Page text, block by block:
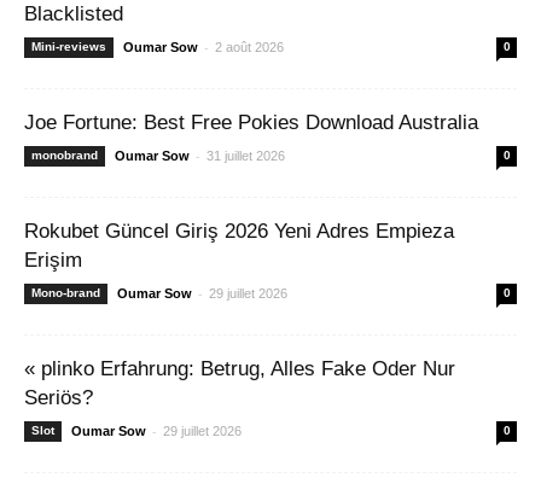
Blacklisted
Mini-reviews Oumar Sow - 2 août 2026 0
Joe Fortune: Best Free Pokies Download Australia
monobrand Oumar Sow - 31 juillet 2026 0
Rokubet Güncel Giriş 2026 Yeni Adres Empieza
Erişim
Mono-brand Oumar Sow - 29 juillet 2026 0
« plinko Erfahrung: Betrug, Alles Fake Oder Nur
Seriös?
Slot Oumar Sow - 29 juillet 2026 0